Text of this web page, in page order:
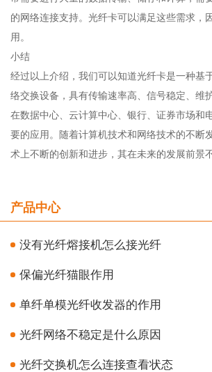
的网络连接支持。光纤卡可以满足这些需求，
用。
小结
经过以上介绍，我们可以知道光纤卡是一种基
络交换设备，具有传输速率高、信号稳定、维
在数据中心、云计算中心、银行、证券市场和
要的应用。随着计算机技术和网络技术的不断
术上不断的创新和进步，其在未来的发展前景
产品中心
没有光纤熔接机怎么接光纤
保偏光纤猫眼作用
单纤单模光纤收发器的作用
光纤网络不稳定是什么原因
光纤交换机怎么连接查看状态